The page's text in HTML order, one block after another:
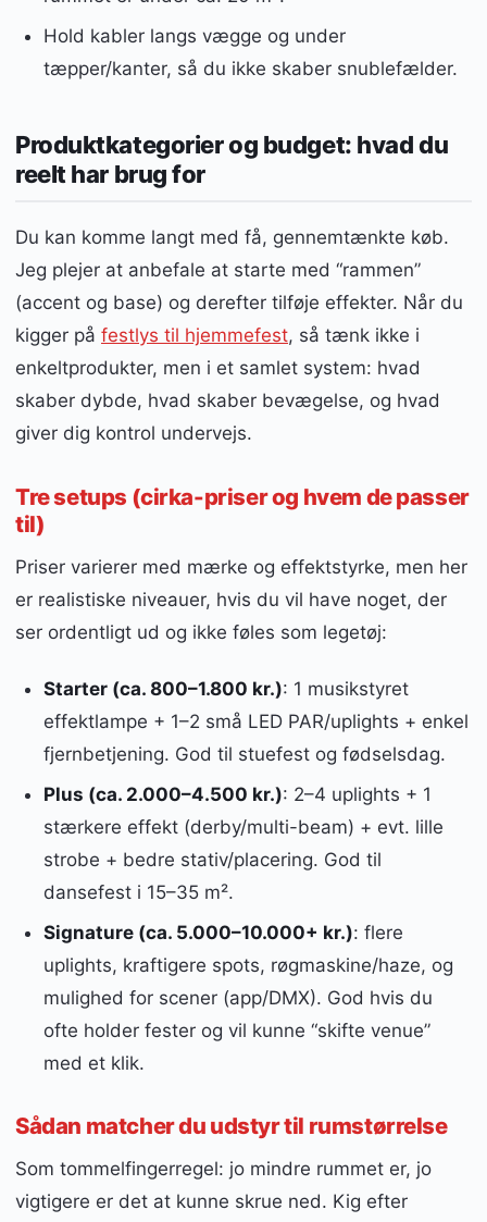
Hold kabler langs vægge og under
tæpper/kanter, så du ikke skaber snublefælder.
Produktkategorier og budget: hvad du
reelt har brug for
Du kan komme langt med få, gennemtænkte køb.
Jeg plejer at anbefale at starte med “rammen”
(accent og base) og derefter tilføje effekter. Når du
kigger på festlys til hjemmefest, så tænk ikke i
enkeltprodukter, men i et samlet system: hvad
skaber dybde, hvad skaber bevægelse, og hvad
giver dig kontrol undervejs.
Tre setups (cirka-priser og hvem de passer
til)
Priser varierer med mærke og effektstyrke, men her
er realistiske niveauer, hvis du vil have noget, der
ser ordentligt ud og ikke føles som legetøj:
Starter (ca. 800–1.800 kr.): 1 musikstyret
effektlampe + 1–2 små LED PAR/uplights + enkel
fjernbetjening. God til stuefest og fødselsdag.
Plus (ca. 2.000–4.500 kr.): 2–4 uplights + 1
stærkere effekt (derby/multi-beam) + evt. lille
strobe + bedre stativ/placering. God til
dansefest i 15–35 m².
Signature (ca. 5.000–10.000+ kr.): flere
uplights, kraftigere spots, røgmaskine/haze, og
mulighed for scener (app/DMX). God hvis du
ofte holder fester og vil kunne “skifte venue”
med et klik.
Sådan matcher du udstyr til rumstørrelse
Som tommelfingerregel: jo mindre rummet er, jo
vigtigere er det at kunne skrue ned. Kig efter